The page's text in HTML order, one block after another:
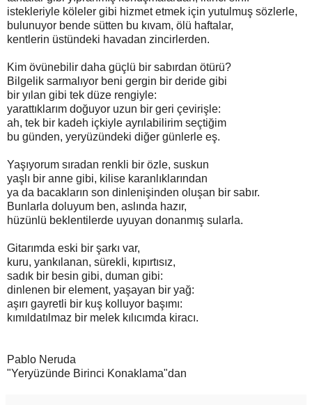
istekleriyle köleler gibi hizmet etmek için yutulmuş sözlerle,
bulunuyor bende sütten bu kıvam, ölü haftalar,
kentlerin üstündeki havadan zincirlerden.
Kim övünebilir daha güçlü bir sabırdan ötürü?
Bilgelik sarmalıyor beni gergin bir deride gibi
bir yılan gibi tek düze rengiyle:
yarattıklarım doğuyor uzun bir geri çevirişle:
ah, tek bir kadeh içkiyle ayrılabilirim seçtiğim
bu günden, yeryüzündeki diğer günlerle eş.
Yaşıyorum sıradan renkli bir özle, suskun
yaşlı bir anne gibi, kilise karanlıklarından
ya da bacakların son dinlenişinden oluşan bir sabır.
Bunlarla doluyum ben, aslında hazır,
hüzünlü beklentilerde uyuyan donanmış sularla.
Gitarımda eski bir şarkı var,
kuru, yankılanan, sürekli, kıpırtısız,
sadık bir besin gibi, duman gibi:
dinlenen bir element, yaşayan bir yağ:
aşırı gayretli bir kuş kolluyor başımı:
kımıldatılmaz bir melek kılıcımda kiracı.
Pablo Neruda
"Yeryüzünde Birinci Konaklama"dan